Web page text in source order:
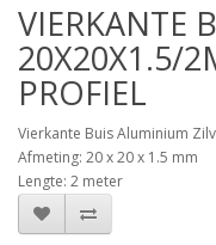
VIERKANTE
20X20X1.5/
PROFIEL
Vierkante Buis Aluminium
Afmeting: 20 x 20 x 1.5 mm
Lengte: 2 meter